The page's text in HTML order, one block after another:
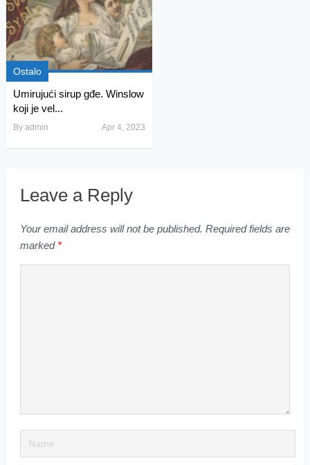
Ostalo
Umirujući sirup gđe. Winslow
koji je vel...
By admin Apr 4, 2023
Leave a Reply
Your email address will not be published. Required fields are
marked *